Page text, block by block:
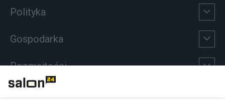
Polityka
Gospodarka
Rozmaitości